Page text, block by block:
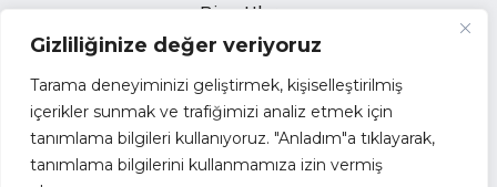
Gizliliğinize değer veriyoruz
Tarama deneyiminizi geliştirmek, kişiselleştirilmiş
içerikler sunmak ve trafiğimizi analiz etmek için
tanımlama bilgileri kullanıyoruz. "Anladım"a tıklayarak,
tanımlama bilgilerini kullanmamıza izin vermiş
Bize Ulaşın
Açık Pozisyonlar
İhale Duyuruları
Tedarikçi Başvuru Formu
Faaliyet Raporları
Kurumsal Kimlik